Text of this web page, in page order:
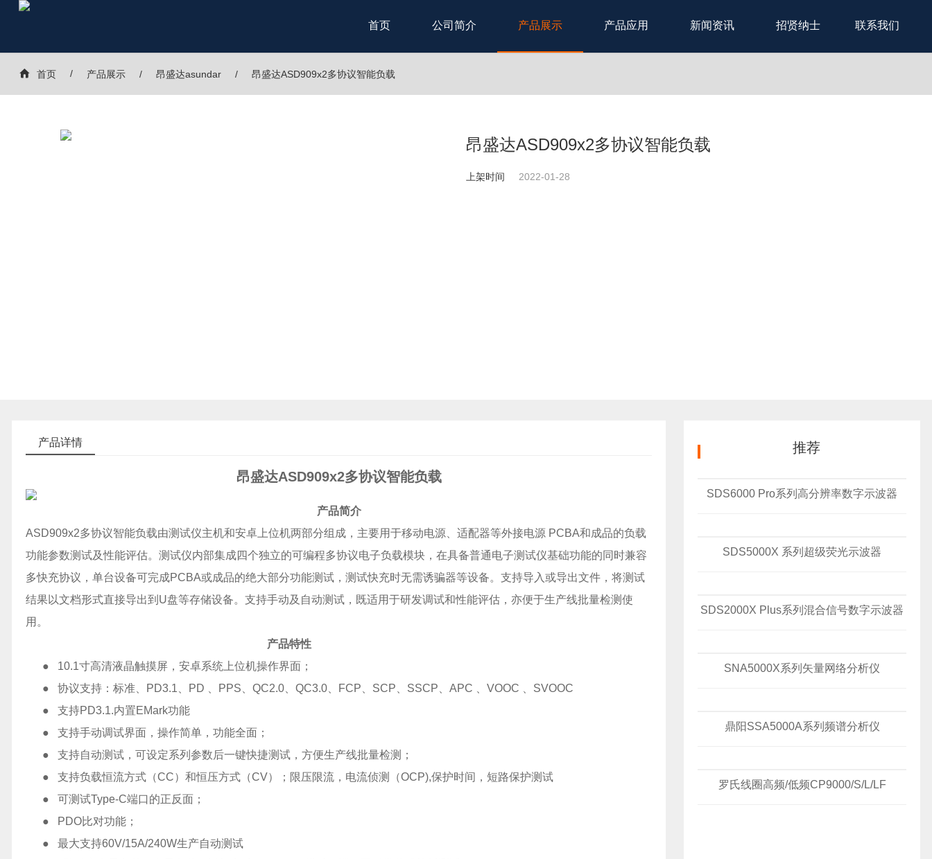
首页 公司简介 产品展示 产品应用 新闻资讯 招贤纳士 联系我们
首页 产品展示 昂盛达asundar 昂盛达ASD909x2多协议智能负载
昂盛达ASD909x2多协议智能负载
上架时间 2022-01-28
产品详情
昂盛达ASD909x2多协议智能负载
产品简介
ASD909x2多协议智能负载由测试仪主机和安卓上位机两部分组成，主要用于移动电源、适配器等外接电源 PCBA和成品的负载
功能参数测试及性能评估。测试仪内部集成四个独立的可编程多协议电子负载模块，在具备普通电子测试仪基础功能的同时兼容
多快充协议，单台设备可完成PCBA或成品的绝大部分功能测试，测试快充时无需诱骗器等设备。支持导入或导出文件，将测试
结果以文档形式直接导出到U盘等存储设备。支持手动及自动测试，既适用于研发调试和性能评估，亦便于生产线批量检测使
用。
产品特性
● 10.1寸高清液晶触摸屏，安卓系统上位机操作界面；
● 协议支持：标准、PD3.1、PD 、PPS、QC2.0、QC3.0、FCP、SCP、SSCP、APC 、VOOC 、SVOOC
● 支持PD3.1.内置EMark功能
● 支持手动调试界面，操作简单，功能全面；
● 支持自动测试，可设定系列参数后一键快捷测试，方便生产线批量检测；
● 支持负载恒流方式（CC）和恒压方式（CV）；限压限流，电流侦测（OCP),保护时间，短路保护测试
● 可测试Type-C端口的正反面；
● PDO比对功能；
● 最大支持60V/15A/240W生产自动测试
推荐
SDS6000 Pro系列高分辨率数字示波器
SDS5000X 系列超级荧光示波器
SDS2000X Plus系列混合信号数字示波器
SNA5000X系列矢量网络分析仪
鼎阳SSA5000A系列频谱分析仪
罗氏线圈高频/低频CP9000/S/L/LF